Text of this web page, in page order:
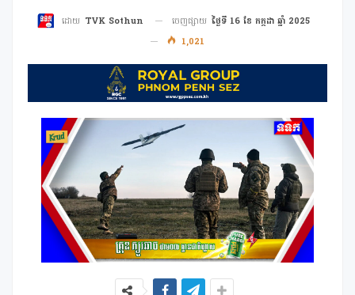
ដោយ TVK Sothun ចេញផ្សាយ ថ្ងៃទី 16 ខែ កក្កដា ឆ្នាំ 2025
1,021